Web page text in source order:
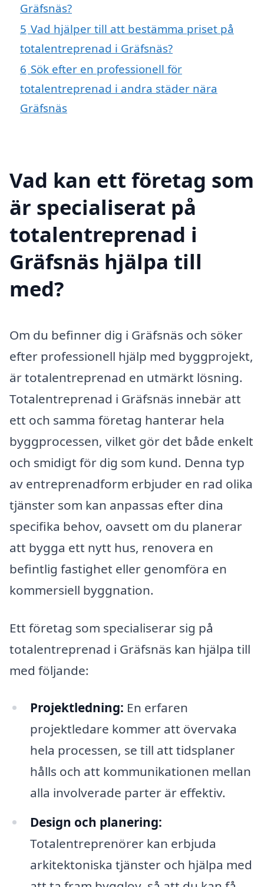
Gräfsnäs?
5 Vad hjälper till att bestämma priset på
totalentreprenad i Gräfsnäs?
6 Sök efter en professionell för
totalentreprenad i andra städer nära
Gräfsnäs
Vad kan ett företag som
är specialiserat på
totalentreprenad i
Gräfsnäs hjälpa till
med?
Om du befinner dig i Gräfsnäs och söker
efter professionell hjälp med byggprojekt,
är totalentreprenad en utmärkt lösning.
Totalentreprenad i Gräfsnäs innebär att
ett och samma företag hanterar hela
byggprocessen, vilket gör det både enkelt
och smidigt för dig som kund. Denna typ
av entreprenadform erbjuder en rad olika
tjänster som kan anpassas efter dina
specifika behov, oavsett om du planerar
att bygga ett nytt hus, renovera en
befintlig fastighet eller genomföra en
kommersiell byggnation.
Ett företag som specialiserar sig på
totalentreprenad i Gräfsnäs kan hjälpa till
med följande:
Projektledning: En erfaren
projektledare kommer att övervaka
hela processen, se till att tidsplaner
hålls och att kommunikationen mellan
alla involverade parter är effektiv.
Design och planering:
Totalentreprenörer kan erbjuda
arkitektoniska tjänster och hjälpa med